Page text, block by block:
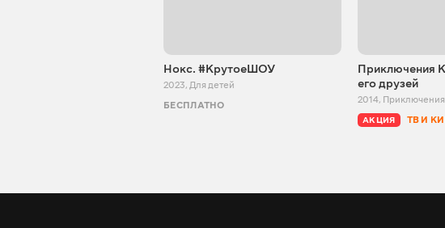
Нокс. #КрутоеШОУ
2023, Для детей
БЕСПЛАТНО
Приключения
его друзей
2014, Приключения
АКЦИЯ ТВ И